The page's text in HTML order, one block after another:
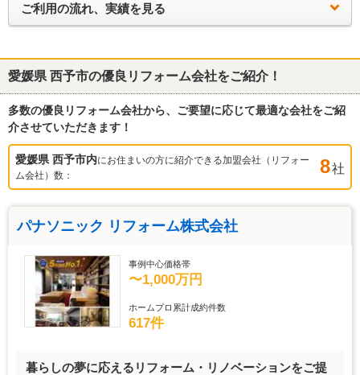
ご利用の流れ、実績を見る
愛媛県 西予市の優良リフォーム会社をご紹介！
多数の優良リフォーム会社から、ご要望に応じて最適な会社をご紹
介させていただきます！
愛媛県 西予市内にお住まいの方に紹介できる加盟会社（リフォー
ム会社）数：
8社
パナソニック リフォーム株式会社
事例中心価格帯
〜1,000万円
ホームプロ累計成約件数
617件
暮らしの夢に応えるリフォーム・リノベーションをご提